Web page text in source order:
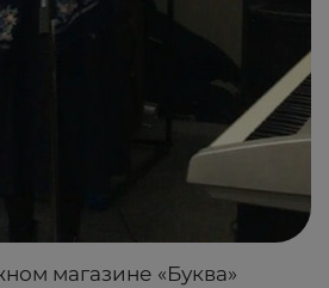
магазине «Буква»